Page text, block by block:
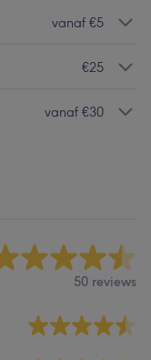
vanaf €5
€25
vanaf €30
50 reviews